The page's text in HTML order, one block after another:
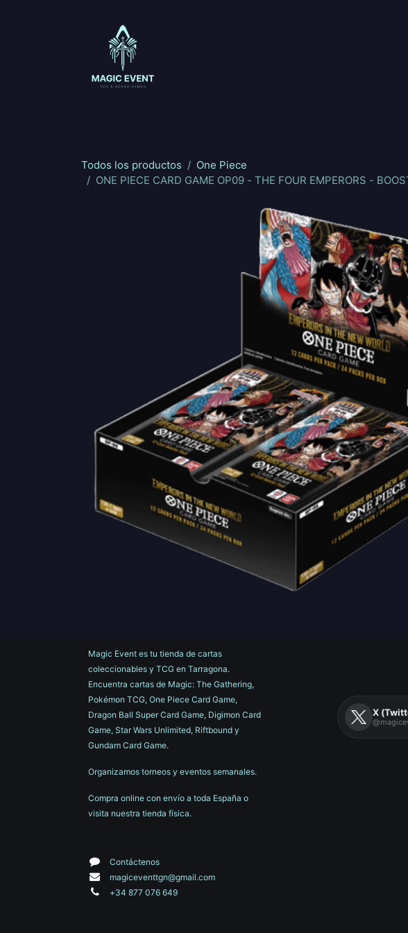
Todos los productos
One Piece
ONE PIECE CARD GAME OP09 - THE FOUR EMPERORS -
Magic Event es tu tienda de cartas
coleccionables y TCG en Tarragona.
Encuentra cartas de Magic: The Gathering,
Pokémon TCG, One Piece Card Game,
Dragon Ball Super Card Game, Digimon Card
Game, Star Wars Unlimited, Riftbound y
Gundam Card Game.
Organizamos torneos y eventos semanales.
Compra online con envío a toda España o
visita nuestra tienda física.
Contáctenos
magiceventtgn@gmail.com
+34 877 076 649
X